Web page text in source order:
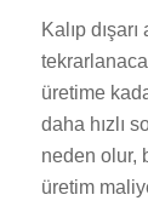
Kalıp
üretime
daha hızlı
neden olur,
üretim